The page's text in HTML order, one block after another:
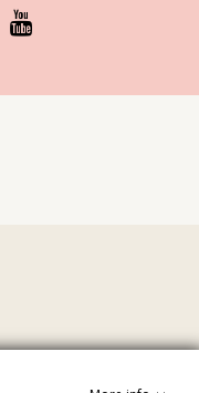
직물은 금세 손상됩니
고, 비키니에 보석, 진